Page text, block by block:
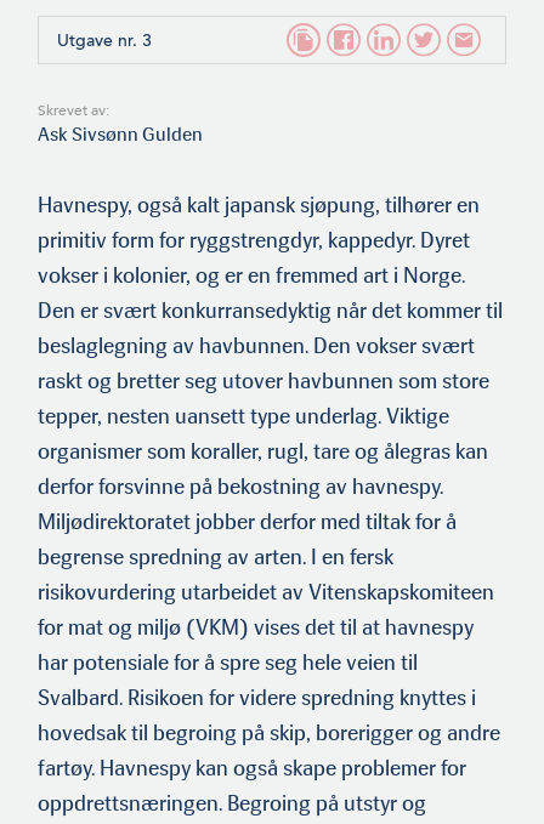
Utgave nr. 3
Skrevet av:
Ask Sivsønn Gulden
Havnespy, også kalt japansk sjøpung, tilhører en
primitiv form for ryggstrengdyr, kappedyr. Dyret
vokser i kolonier, og er en fremmed art i Norge.
Den er svært konkurransedyktig når det kommer til
beslaglegning av havbunnen. Den vokser svært
raskt og bretter seg utover havbunnen som store
tepper, nesten uansett type underlag. Viktige
organismer som koraller, rugl, tare og ålegras kan
derfor forsvinne på bekostning av havnespy.
Miljødirektoratet jobber derfor med tiltak for å
begrense spredning av arten. I en fersk
risikovurdering utarbeidet av Vitenskapskomiteen
for mat og miljø (VKM) vises det til at havnespy
har potensiale for å spre seg hele veien til
Svalbard. Risikoen for videre spredning knyttes i
hovedsak til begroing på skip, borerigger og andre
fartøy. Havnespy kan også skape problemer for
oppdrettsnæringen. Begroing på utstyr og